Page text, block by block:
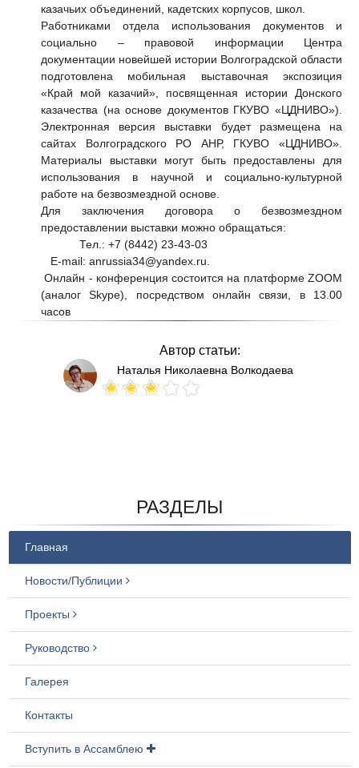
казачьих объединений, кадетских корпусов, школ.
Работниками отдела использования документов и
социально – правовой информации Центра
документации новейшей истории Волгоградской области
подготовлена мобильная выставочная экспозиция
«Край мой казачий», посвященная истории Донского
казачества (на основе документов ГКУВО «ЦДНИВО»).
Электронная версия выставки будет размещена на
сайтах Волгоградского РО АНР, ГКУВО «ЦДНИВО».
Материалы выставки могут быть предоставлены для
использования в научной и социально-культурной
работе на безвозмездной основе.
Для заключения договора о безвозмездном
предоставлении выставки можно обращаться:
Тел.: +7 (8442) 23-43-03
E-mail: anrussia34@yandex.ru.
Онлайн - конференция состоится на платформе ZOOM
(аналог Skype), посредством онлайн связи, в 13.00
часов
Автор статьи:
Наталья Николаевна Волкодаева
РАЗДЕЛЫ
Главная
Новости/Публиции
Проекты
Руководство
Галерея
Контакты
Вступить в Ассамблею